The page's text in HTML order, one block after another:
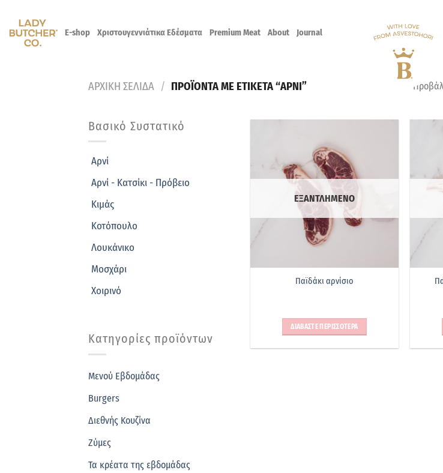
content
E-shop Χριστουγεννιάτικα Εδέσματα Premium Meat About Journal
ΑΡΧΙΚΗ ΣΕΛΙΔΑ / ΠΡΟΪΟΝΤΑ ΜΕ ΕΤΙΚΕΤΑ “ΑΡΝΙ”
Βασικό Συστατικό
Αρνί
Αρνί - Κατσίκι - Πρόβειο
Κιμάς
Κοτόπουλο
Λουκάνικο
Μοσχάρι
Χοιρινό
Κατηγορίες προϊόντων
Μενού Εβδομάδας
Burgers
Διεθνής Κουζίνα
Ζύμες
Τα κρέατα της εβδομάδας
ΕΞΑΝΤΛΗΜΕΝΟ
Παϊδάκι αρνίσιο
ΔΙΑΒΑΣΤΕ ΠΕΡΙΣΣΟΤΕΡΑ